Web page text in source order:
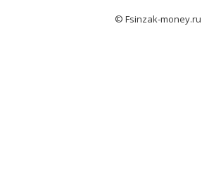
© Fsinzak-money.ru